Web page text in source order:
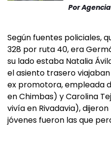
Por
Según fuentes policiales,
328 por ruta 40, era
su lado estaba Natalia
el asiento trasero
ex promotora, empleada
en Chimbas) y Carolina
vivía en Rivadavia),
jóvenes fueron las que